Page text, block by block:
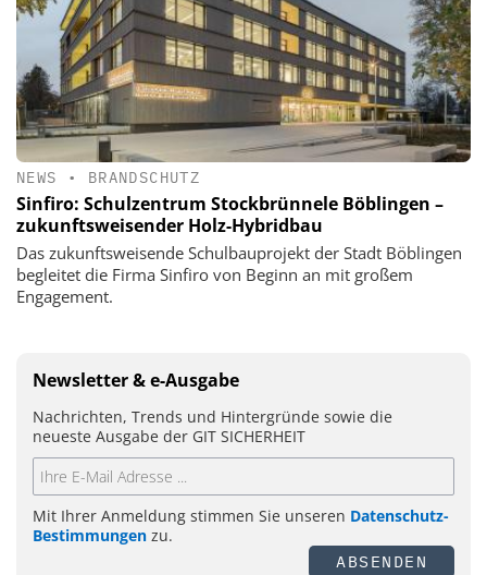
NEWS • BRANDSCHUTZ
Sinfiro: Schulzentrum Stockbrünnele Böblingen –
zukunftsweisender Holz-Hybridbau
Das zukunftsweisende Schulbauprojekt der Stadt Böblingen
begleitet die Firma Sinfiro von Beginn an mit großem
Engagement.
Newsletter & e-Ausgabe
Nachrichten, Trends und Hintergründe sowie die
neueste Ausgabe der GIT SICHERHEIT
Mit Ihrer Anmeldung stimmen Sie unseren Datenschutz-
Bestimmungen zu.
ABSENDEN